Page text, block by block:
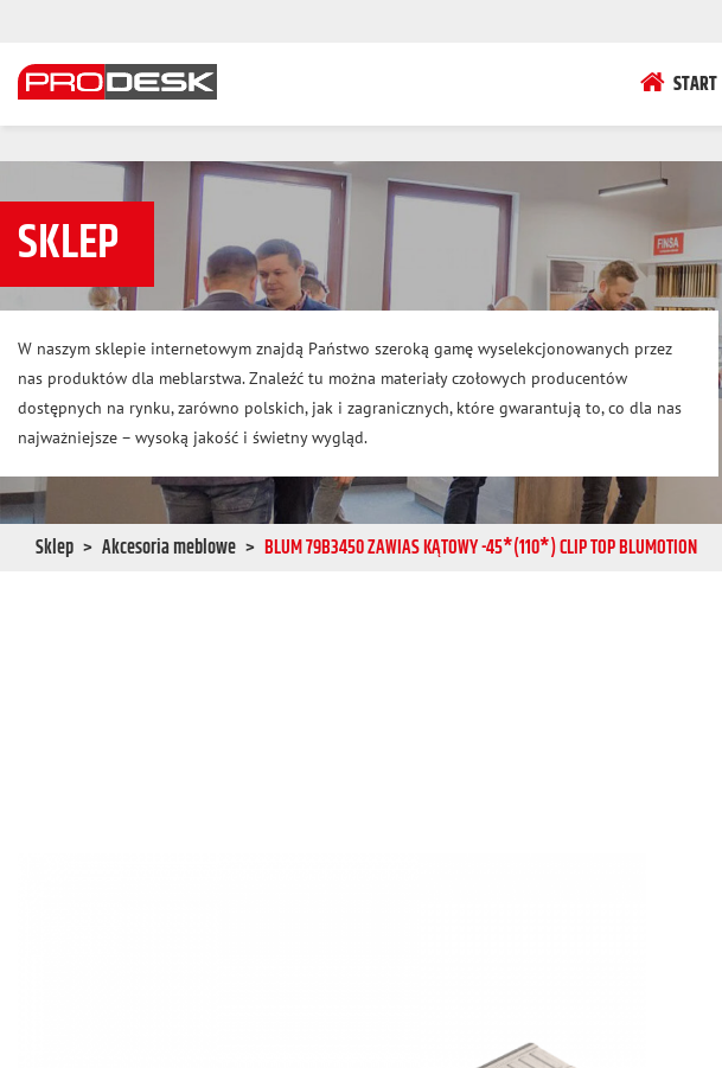
START
SKLEP
W naszym sklepie internetowym znajdą Państwo szeroką gamę wyselekcjonowanych przez
nas produktów dla meblarstwa. Znaleźć tu można materiały czołowych producentów
dostępnych na rynku, zarówno polskich, jak i zagranicznych, które gwarantują to, co dla nas
najważniejsze – wysoką jakość i świetny wygląd.
Sklep Akcesoria meblowe BLUM 79B3450 ZAWIAS KĄTOWY -45*(110*) CLIP TOP BLUMOTION